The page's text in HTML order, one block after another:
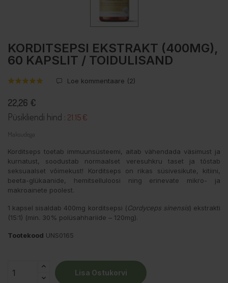
KORDITSEPSI EKSTRAKT (400MG),
60 KAPSLIT / TOIDULISAND
Loe kommentaare (2)
22,26 €
Püsikliendi hind : 21.15 €
Maksudega
Korditseps toetab immuunsüsteemi, aitab vähendada väsimust ja
kurnatust, soodustab normaalset veresuhkru taset ja tõstab
seksuaalset võimekust! Korditseps on rikas süsivesikute, kitiini,
beeta-glükaanide, hemitselluloosi ning erinevate mikro- ja
makroainete poolest.
1 kapsel sisaldab 400mg korditsepsi (Cordyceps sinensis) ekstrakti
(15:1) (min. 30% polüsahhariide – 120mg).
Tootekood UNS0165
Lisa Ostukorvi